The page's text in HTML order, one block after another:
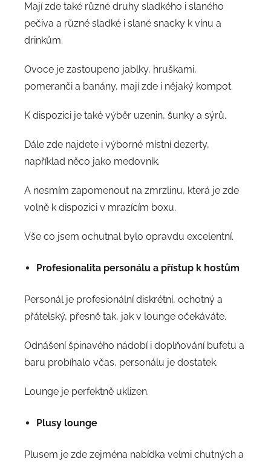
Mají zde také různé druhy sladkého i slaného
pečiva a různé sladké i slané snacky k vínu a
drinkům.
Ovoce je zastoupeno jablky, hruškami,
pomeranči a banány, mají zde i nějaký kompot.
K dispozici je také výběr uzenin, šunky a sýrů.
Dále zde najdete i výborné místní dezerty,
například něco jako medovník.
A nesmím zapomenout na zmrzlinu, která je zde
volně k dispozici v mrazícím boxu.
Vše co jsem ochutnal bylo opravdu excelentní.
Profesionalita personálu a přístup k hostům
Personál je profesionální diskrétní, ochotný a
přátelský, přesně tak, jak v lounge očekáváte.
Odnášení špinavého nádobí i doplňování bufetu a
baru probíhalo včas, personálu je dostatek.
Lounge je perfektně uklizen.
Plusy lounge
Plusem je zde zejména nabídka velmi chutných a